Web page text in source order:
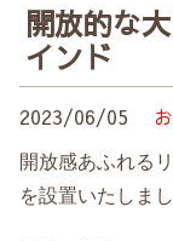
開放的な
インド
2023/06/05
開放感あふれる
を設置いたしまし